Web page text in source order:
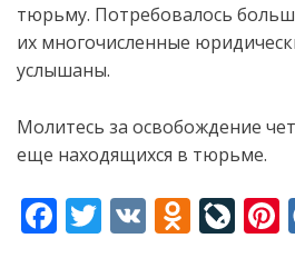
тюрьму. Потребовалось
их многочисленные
услышаны.
Молитесь за освобождение
еще находящихся в тюрьме.
F T V O Li